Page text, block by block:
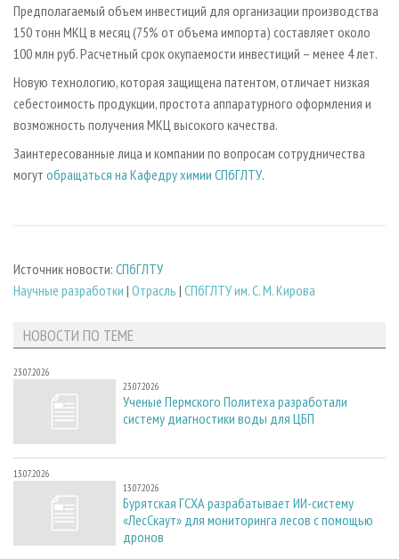
Предполагаемый объем инвестиций для организации производства
150 тонн МКЦ в месяц (75% от объема импорта) составляет около
100 млн руб. Расчетный срок окупаемости инвестиций – менее 4 лет.
Новую технологию, которая защищена патентом, отличает низкая
себестоимость продукции, простота аппаратурного оформления и
возможность получения МКЦ высокого качества.
Заинтересованные лица и компании по вопросам сотрудничества
могут обращаться на Кафедру химии СПбГЛТУ.
Источник новости: СПбГЛТУ
Научные разработки | Отрасль | СПбГЛТУ им. С. М. Кирова
НОВОСТИ ПО ТЕМЕ
23.07.2026
23.07.2026
Ученые Пермского Политеха разработали
систему диагностики воды для ЦБП
13.07.2026
13.07.2026
Бурятская ГСХА разрабатывает ИИ-систему
«ЛесСкаут» для мониторинга лесов с помощью
дронов